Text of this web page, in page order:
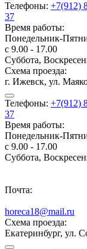
Телефоны: +7(912)
37
Время работы:
Понедельник-
с 9.00 - 17.00
Суббота,
Схема проезда:
г. Ижевск, ул.
Телефоны: +7(912)
37
Время работы:
Понедельник-
с 9.00 - 17.00
Суббота,
Почта:
horeca18@mail.ru
Схема проезда:
Екатеринбург, ул.